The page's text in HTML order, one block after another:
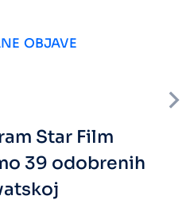
OBJAVE
Star Film
39 odobrenih